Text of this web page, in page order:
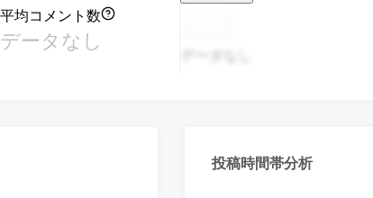
平均コメント数
データなし
投稿時間帯分析